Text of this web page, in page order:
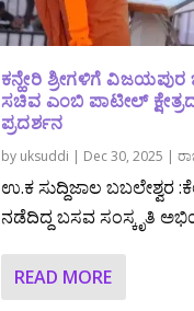
ಕನ್ಹೇರಿ ಶ್ರೀಗಳಿಗೆ ವಿಜಯಪುರ
ಸಚಿವ ಎಂಬಿ ಪಾಟೀಲ್
ಪ್ರದರ್ಶನ
by uksuddi | Dec 30, 2025 |
ಉ.ಕ ಸುದ್ದಿಜಾಲ ಬಬಲೇಶ್ವರ
ನಡೆದಿದ್ದ ಬಸವ ಸಂಸ್ಕೃತಿ
READ MORE